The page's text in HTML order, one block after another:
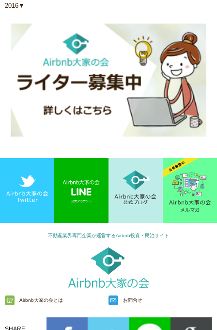
2016▼
不動産業界専門企業が運営するAirbnb投資・民泊サイト
Airbnb大家の会とは お問合せ